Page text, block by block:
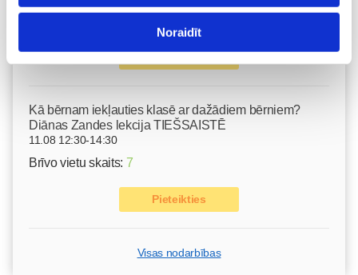
Noraidīt
Pieteikties
Kā bērnam iekļauties klasē ar dažādiem bērniem?
Diānas Zandes lekcija TIEŠSAISTĒ
11.08 12:30-14:30
Brīvo vietu skaits: 7
Pieteikties
Visas nodarbības